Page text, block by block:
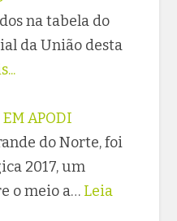
na tabela do
da União desta
EM APODI
do Norte, foi
2017, um
o meio a… Leia